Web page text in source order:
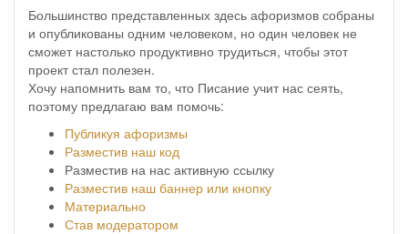
Большинство представленных здесь афоризмов собраны
и опубликованы одним человеком, но один человек не
сможет настолько продуктивно трудиться, чтобы этот
проект стал полезен.
Хочу напомнить вам то, что Писание учит нас сеять,
поэтому предлагаю вам помочь:
Публикуя афоризмы
Разместив наш код
Разместив на нас активную ссылку
Разместив наш баннер или кнопку
Материально
Став модератором